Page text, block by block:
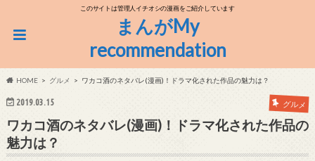
このサイトは管理人イチオシの漫画をご紹介しています
まんがMy
recommendation
HOME グルメ ワカコ酒のネタバレ(漫画)！ドラマ化された作品の魅力は？
2019.03.15 グルメ
ワカコ酒のネタバレ(漫画)！ドラマ化された作品の
魅力は？